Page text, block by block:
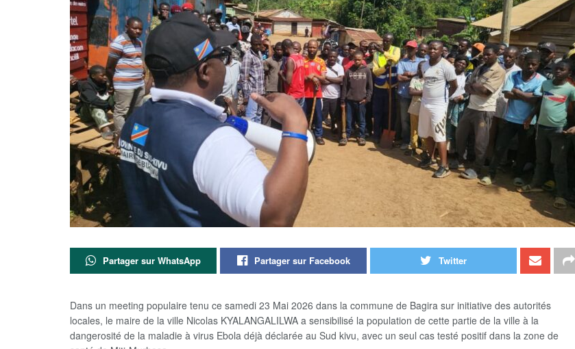
Partager sur WhatsApp Partager sur Facebook Twitter
Dans un meeting populaire tenu ce samedi 23 Mai 2026 dans la commune de Bagira sur initiative des autorités
locales, le maire de la ville Nicolas KYALANGALILWA a sensibilisé la population de cette partie de la ville à la
dangerosité de la maladie à virus Ebola déjà déclarée au Sud kivu, avec un seul cas testé positif dans la zone de